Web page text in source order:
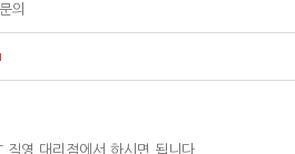
의
영 대리점에서 하시면 됩니다.